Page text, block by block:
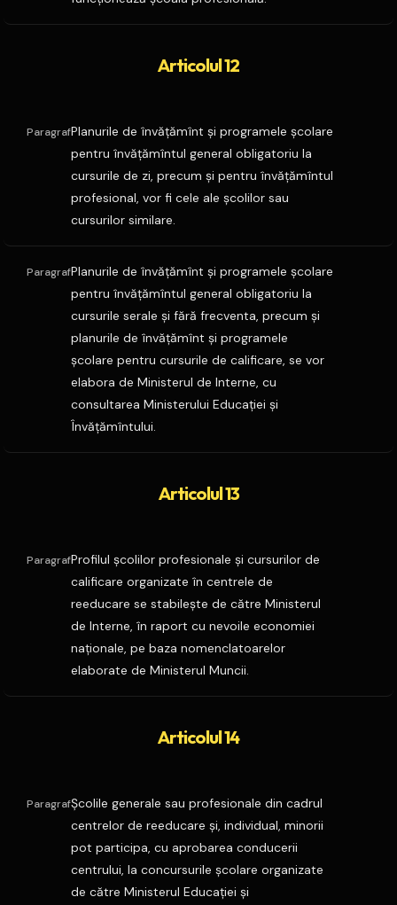
Articolul 12
ParagrafPlanurile de învăţămînt şi programele şcolare
pentru învăţămîntul general obligatoriu la
cursurile de zi, precum şi pentru învăţămîntul
profesional, vor fi cele ale şcolilor sau
cursurilor similare.
ParagrafPlanurile de învăţămînt şi programele şcolare
pentru învăţămîntul general obligatoriu la
cursurile serale şi fără frecventa, precum şi
planurile de învăţămînt şi programele
şcolare pentru cursurile de calificare, se vor
elabora de Ministerul de Interne, cu
consultarea Ministerului Educaţiei şi
Învăţămîntului.
Articolul 13
ParagrafProfilul şcolilor profesionale şi cursurilor de
calificare organizate în centrele de
reeducare se stabileşte de către Ministerul
de Interne, în raport cu nevoile economiei
naţionale, pe baza nomenclatoarelor
elaborate de Ministerul Muncii.
Articolul 14
ParagrafŞcolile generale sau profesionale din cadrul
centrelor de reeducare şi, individual, minorii
pot participa, cu aprobarea conducerii
centrului, la concursurile şcolare organizate
de către Ministerul Educaţiei şi